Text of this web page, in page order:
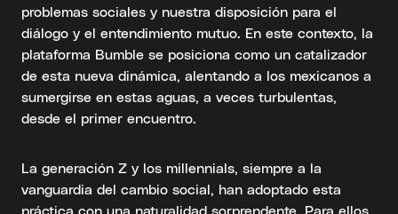
problemas sociales y nuestra disposición para el
diálogo y el entendimiento mutuo. En este contexto, la
plataforma Bumble se posiciona como un catalizador
de esta nueva dinámica, alentando a los mexicanos a
sumergirse en estas aguas, a veces turbulentas,
desde el primer encuentro.
La generación Z y los millennials, siempre a la
vanguardia del cambio social, han adoptado esta
práctica con una naturalidad sorprendente. Para ellos,